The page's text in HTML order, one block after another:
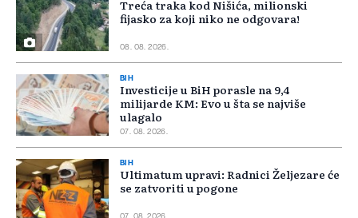
Treća traka kod Nišića, milionski
fijasko za koji niko ne odgovara!
08. 08. 2026.
BIH
Investicije u BiH porasle na 9,4
milijarde KM: Evo u šta se najviše
ulagalo
07. 08. 2026.
BIH
Ultimatum upravi: Radnici Željezare će
se zatvoriti u pogone